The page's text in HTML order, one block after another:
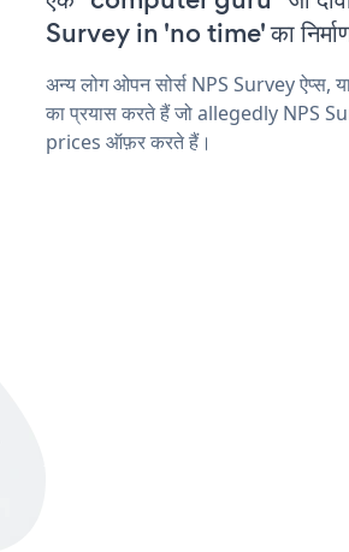
Survey in 'no time' का
अन्य लोग ओपन सोर्स NPS Survey
का प्रयास करते हैं जो allegedly NPS
prices ऑफ़र करते हैं।